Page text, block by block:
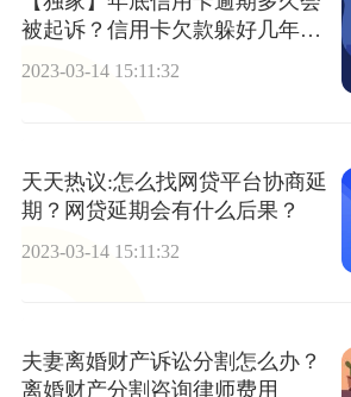
被起诉？信用卡欠款躲好几年怎
么办？
2023-03-14 15:11:32
天天热议:怎么找网贷平台协商延
期？网贷延期会有什么后果？
2023-03-14 15:11:32
夫妻离婚财产诉讼分割怎么办？
离婚财产分割咨询律师费用